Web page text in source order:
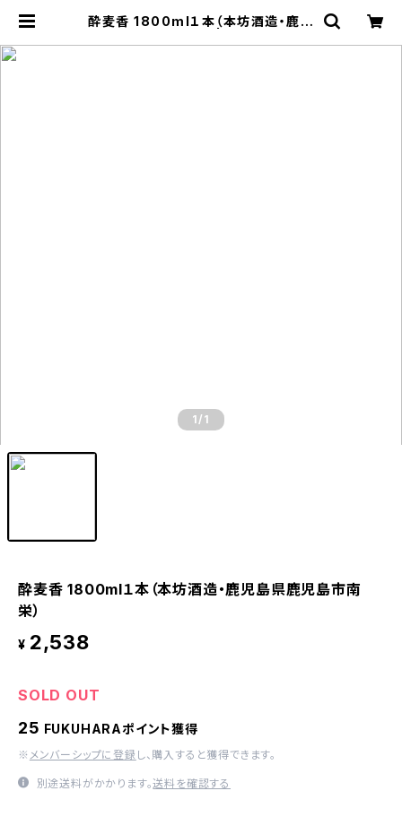
酔麦香 1800ml１本（本坊酒造・鹿児
福原酒店｜創業1928年・広島の日本
1 /1
酔麦香 1800ml１本（本坊酒造・鹿児島県鹿児島市南
栄）
¥ 2,538
SOLD OUT
25 FUKUHARAポイント獲得
※ メンバーシップに登録 し、購入すると獲得できます。
別途送料がかかります。送料を確認する